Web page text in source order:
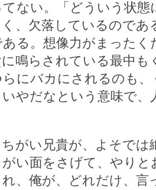
てない。「どういう状
、欠落しているのであ
る。想像力がまったく
鳴らされている最中
らにバカにされるのも
やだなという意味で、
がい兄貴が、よそでは
い面をさげて、やりと
、俺が、どれだけ、言